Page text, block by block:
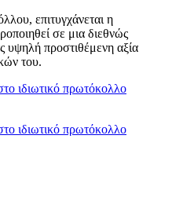
επιτυγχάνεται η
σε μια διεθνώς
υψηλή προστιθέμενη αξία
του.